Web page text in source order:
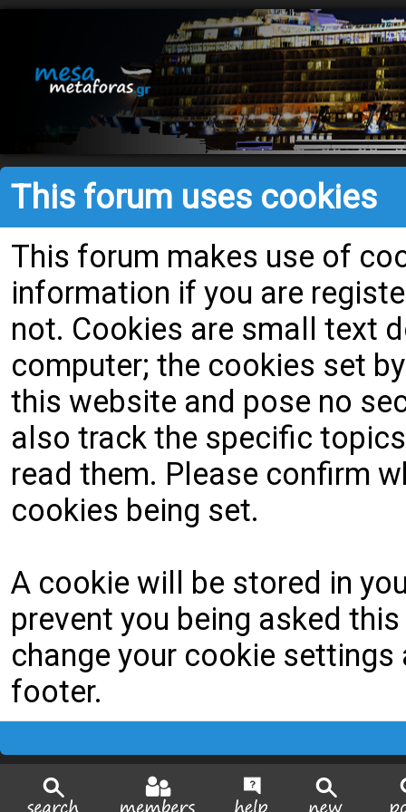
This forum uses cookies
This forum makes use of
information if you are
not. Cookies are small text
computer; the cookies set
this website and pose no
also track the specific
read them. Please confirm
cookies being set.
A cookie will be stored in
prevent you being asked
change your cookie
footer.